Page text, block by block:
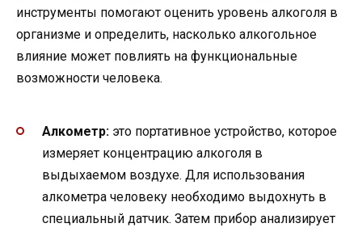
инструменты помогают оценить уровень алкоголя в
организме и определить, насколько алкогольное
влияние может повлиять на функциональные
возможности человека.
Алкометр: это портативное устройство, которое
измеряет концентрацию алкоголя в
выдыхаемом воздухе. Для использования
алкометра человеку необходимо выдохнуть в
специальный датчик. Затем прибор анализирует